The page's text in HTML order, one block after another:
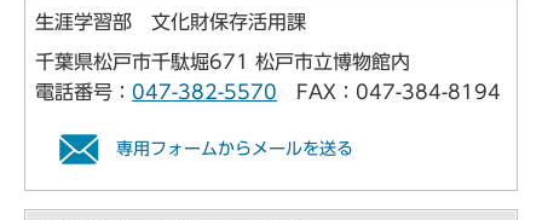
生涯学習部 文化財保存活用課
千葉県松戸市千駄堀671 松戸市立博物館内
電話番号： 047-382-5570 FAX：047-384-8194
専用フォームからメールを送る